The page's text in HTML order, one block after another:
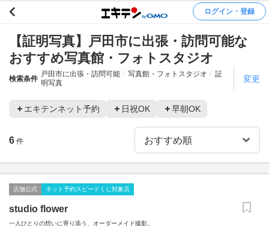
ログイン・登録
【証明写真】戸田市に出張・訪問可能な
おすすめ写真館・フォトスタジオ
検索条件
戸田市に出張・訪問可能 写真館・フォトスタジオ
証
明写真
変更
エキテンネット予約 日祝OK 早朝OK
6 件
店舗公式 ネット予約スピードくじ対象店
studio flower
一人ひとりの想いに寄り添う、オーダーメイド撮影。